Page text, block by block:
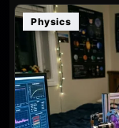
Physics